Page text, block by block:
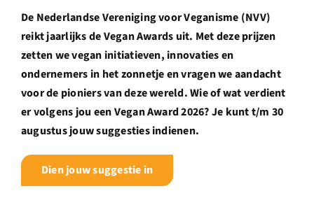
Ondernemer
Contact
De Nederlandse Vereniging voor Veganisme (NVV)
reikt jaarlijks de Vegan Awards uit. Met deze prijzen
zetten we vegan initiatieven, innovaties en
ondernemers in het zonnetje en vragen we aandacht
voor de pioniers van deze wereld. Wie of wat verdient
er volgens jou een Vegan Award 2026? Je kunt t/m 30
augustus jouw suggesties indienen.
Dien jouw suggestie in